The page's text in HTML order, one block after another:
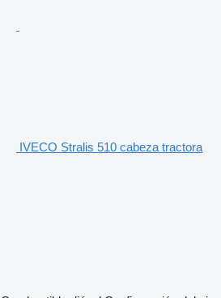
IVECO Stralis 510 cabeza tractora